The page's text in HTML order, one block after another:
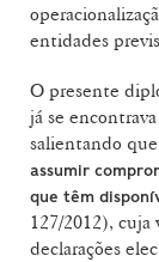
entidades
O presente
já se
salientando
assumir
que têm
127/2012), cuja
declarações